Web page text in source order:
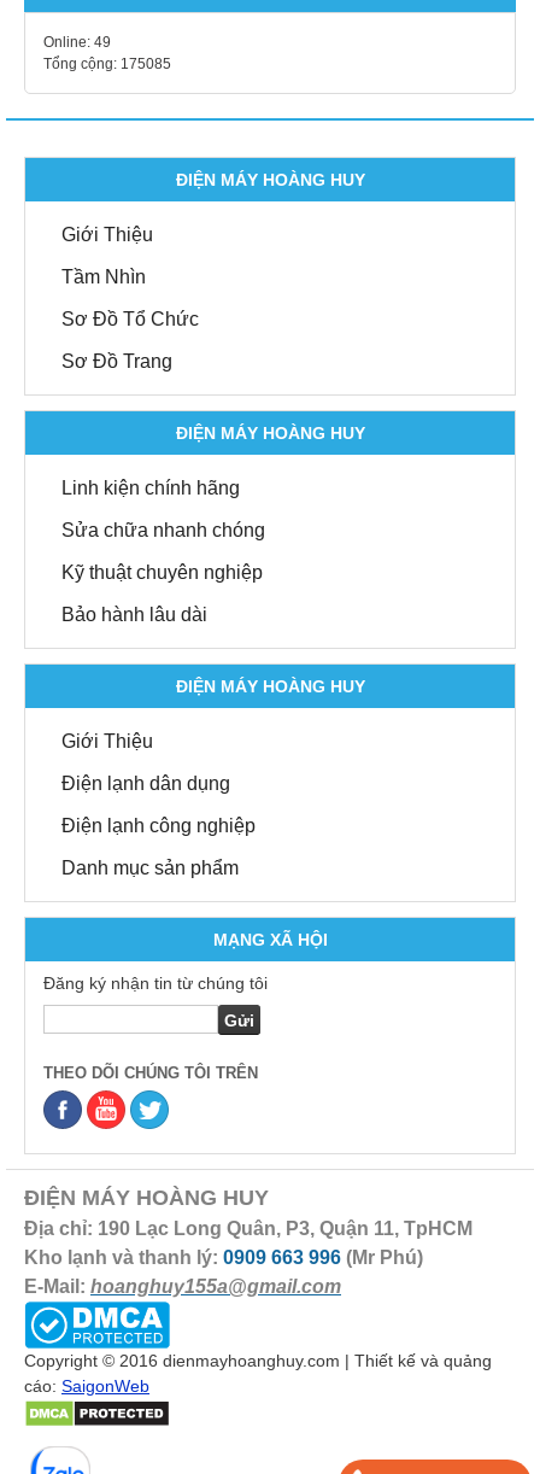
Online: 49
Tổng cộng: 175085
ĐIỆN MÁY HOÀNG HUY
Giới Thiệu
Tầm Nhìn
Sơ Đồ Tổ Chức
Sơ Đồ Trang
ĐIỆN MÁY HOÀNG HUY
Linh kiện chính hãng
Sửa chữa nhanh chóng
Kỹ thuật chuyên nghiệp
Bảo hành lâu dài
ĐIỆN MÁY HOÀNG HUY
Giới Thiệu
Điện lạnh dân dụng
Điện lạnh công nghiệp
Danh mục sản phẩm
MẠNG XÃ HỘI
Đăng ký nhận tin từ chúng tôi
THEO DÕI CHÚNG TÔI TRÊN
ĐIỆN MÁY HOÀNG HUY
Địa chỉ: 190 Lạc Long Quân, P3, Quận 11, TpHCM
Kho lạnh và thanh lý: 0909 663 996 (Mr Phú)
E-Mail: hoanghuy155a@gmail.com
Copyright © 2016 dienmayhoanghuy.com | Thiết kế và quảng
cáo: SaigonWeb